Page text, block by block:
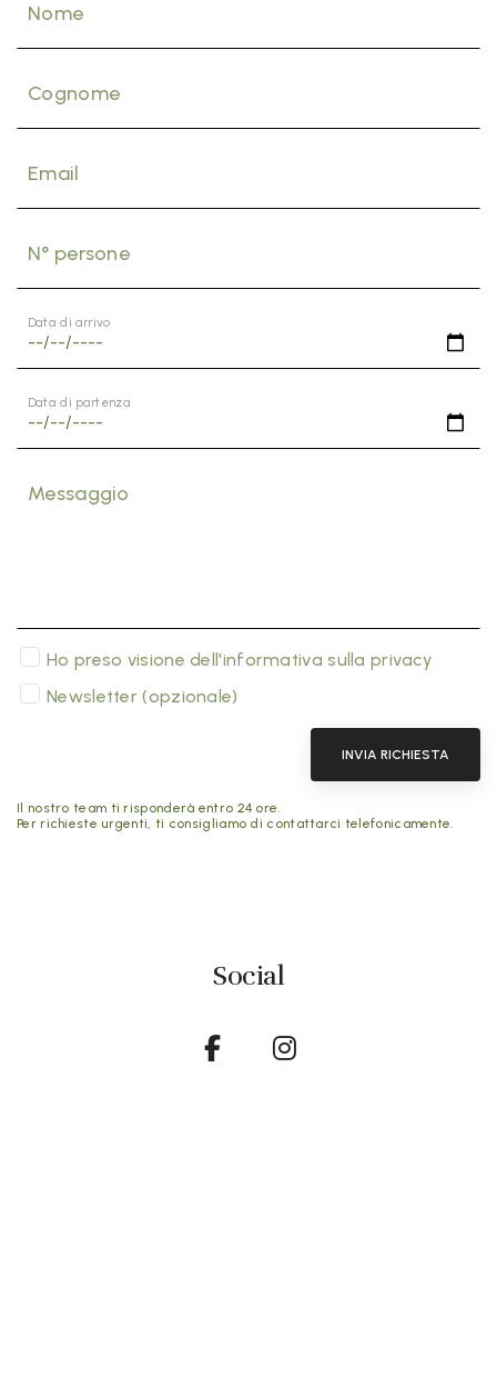
Nome
Cognome
Email
N° persone
Data di arrivo
Data di partenza
Messaggio
Ho preso visione dell'informativa sulla privacy
Newsletter (opzionale)
INVIA RICHIESTA
Il nostro team ti risponderà entro 24 ore.
Per richieste urgenti, ti consigliamo di contattarci telefonicamente.
Social